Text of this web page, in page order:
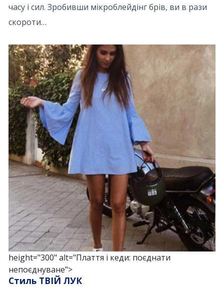
часу і сил. Зробивши мікроблейдінг брів, ви в рази
скороти…
height="300" alt="Плаття і кеди: поєднати
непоєднуване">
Стиль ТВІЙ ЛУК